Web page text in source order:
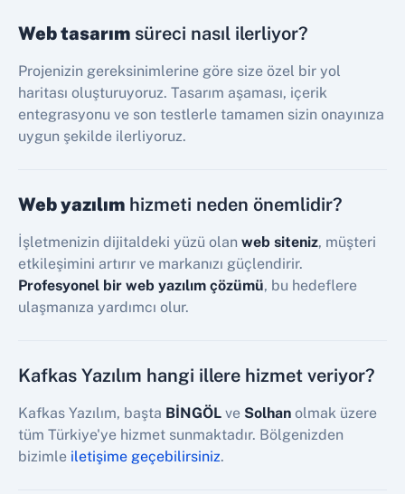
Web tasarım süreci nasıl ilerliyor?
Projenizin gereksinimlerine göre size özel bir yol
haritası oluşturuyoruz. Tasarım aşaması, içerik
entegrasyonu ve son testlerle tamamen sizin onayınıza
uygun şekilde ilerliyoruz.
Web yazılım hizmeti neden önemlidir?
İşletmenizin dijitaldeki yüzü olan web siteniz, müşteri
etkileşimini artırır ve markanızı güçlendirir.
Profesyonel bir web yazılım çözümü, bu hedeflere
ulaşmanıza yardımcı olur.
Kafkas Yazılım hangi illere hizmet veriyor?
Kafkas Yazılım, başta BİNGÖL ve Solhan olmak üzere
tüm Türkiye'ye hizmet sunmaktadır. Bölgenizden
bizimle iletişime geçebilirsiniz.